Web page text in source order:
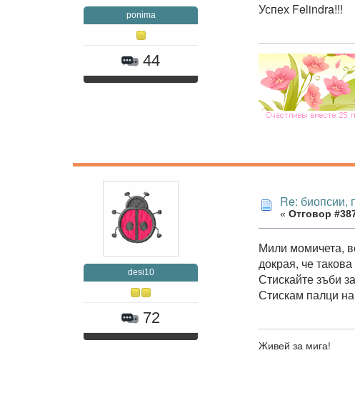
ponima
44
Успех Felindra!!!
desi10
72
Re: биопсии,
« Отговор
Мили момичета,
докрая, че
Стискайте зъби
Стискам палци
Живей за мига!